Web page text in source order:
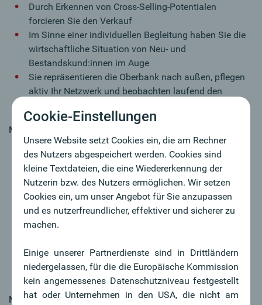
Durch Erkennen von Cross-Selling-Potentialen
forcieren Sie den Verkauf
Im Sinne einer individuellen Begleitung haben Sie die
wirtschaftliche Situation von Neu- und
Bestandskund:innen im Auge
Sie repräsentieren die Oberbank nach außen, pflegen
aktiv Ihr Netzwerk und beobachten laufend den
MY CHALLENGE
Sie verfügen über eine abgeschlossene
Bankausbildung sowie mehrjährige Berufserfahrung
im Firmenkundengeschäft einer Bank
Sie sind ein kommunikationsstarker Verkaufsprofi mit
Überzeugungskraft
Engagement, Zielorientierung, Teamgeist und
Durch Ihre regionale Verbundenheit verfügen Sie über
ein eigenes Netzwerk zum Aufbau von
Kundenbeziehungen und kennen Ihr Einzugsgebiet
MY FUTURE
Cookie-Einstellungen
Unsere Website setzt Cookies ein, die am Rechner
des Nutzers abgespeichert werden. Cookies sind
kleine Textdateien, die eine Wiedererkennung der
Nutzerin bzw. des Nutzers ermöglichen. Wir setzen
Cookies ein, um unser Angebot für Sie anzupassen
und es nutzerfreundlicher, effektiver und sicherer zu
machen.
Einige unserer Partnerdienste sind in Drittländern
niedergelassen, für die die Europäische Kommission
kein angemessenes Datenschutzniveau festgestellt
hat oder Unternehmen in den USA, die nicht am